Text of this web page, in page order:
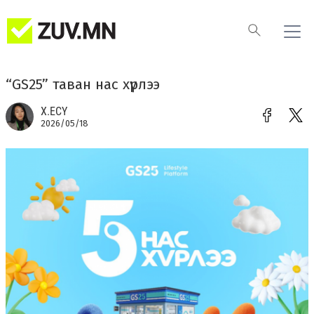
“GS25” таван нас хүрлээ
Х.ЕСҮ
2026/05/18